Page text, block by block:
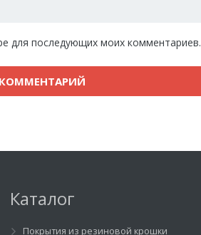
для последующих моих комментариев.
Каталог
Покрытия из резиновой крошки